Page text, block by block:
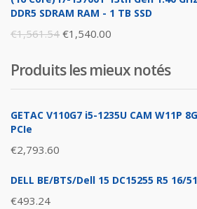
DDR5 SDRAM RAM - 1 TB SSD
€1,561.54 Original
was:
€1,561.54.
€1,540.00
is:
€1,540.00.
Produits les mieux notés
GETAC V110G7 i5-1235U CAM W11P
PCIe
€2,793.60
DELL BE/BTS/Dell 15 DC15255 R5 16/
€493.24